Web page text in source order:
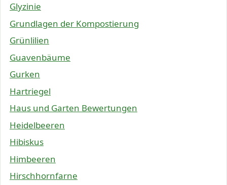
Glyzinie
Grundlagen der Kompostierung
Grünlilien
Guavenbäume
Gurken
Hartriegel
Haus und Garten Bewertungen
Heidelbeeren
Hibiskus
Himbeeren
Hirschhornfarne